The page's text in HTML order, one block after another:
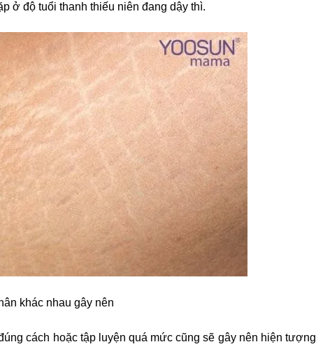
ở độ tuổi thanh thiếu niên đang dậy thì.
khác nhau gây nên
cách hoặc tập luyện quá mức cũng sẽ gây nên hiện tượng